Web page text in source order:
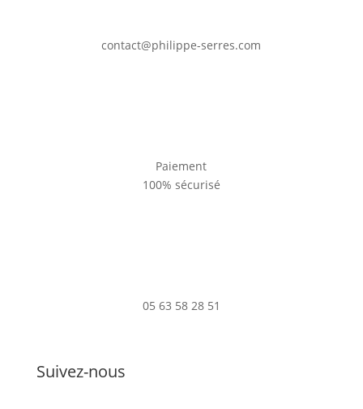
contact@philippe-serres.com
Paiement
100% sécurisé
05 63 58 28 51
Suivez-nous